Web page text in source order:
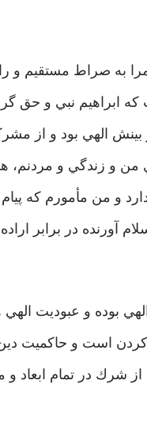
مرا به صراط مستقيم
ابراهيم نبي و حق گرا
بينش الهي بود و از
من و زندگي و مردنم،
و من مأمورم كه پيام
آورنده در برابر
بوده و عبوديت
كردن است و حاكميت
از شرك در تمام ابعاد